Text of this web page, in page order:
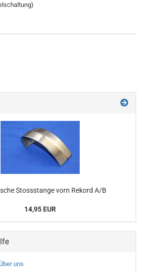
Stossstange vorn Rekord A/B
14,95 EUR
uns